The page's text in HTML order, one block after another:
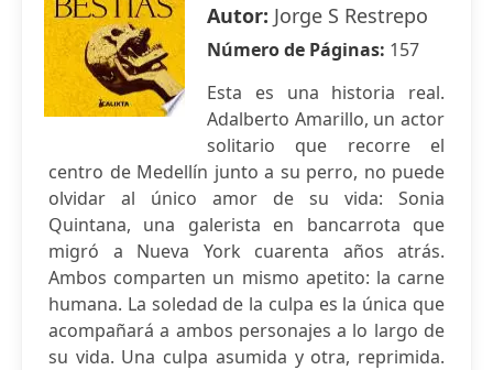
Autor: Jorge S Restrepo
Número de Páginas: 157
Esta es una historia real.
Adalberto Amarillo, un actor
solitario que recorre el
centro de Medellín junto a su perro, no puede
olvidar al único amor de su vida: Sonia
Quintana, una galerista en bancarrota que
migró a Nueva York cuarenta años atrás.
Ambos comparten un mismo apetito: la carne
humana. La soledad de la culpa es la única que
acompañará a ambos personajes a lo largo de
su vida. Una culpa asumida y otra, reprimida.